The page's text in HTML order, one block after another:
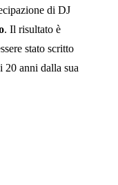
di DJ
. Il risultato è
stato scritto
20 anni dalla sua